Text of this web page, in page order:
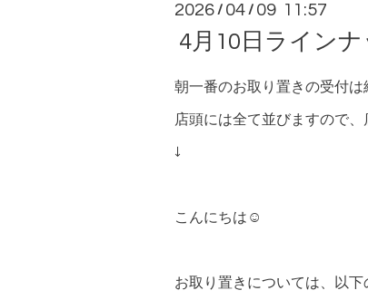
2026 / 04 / 09 11:57
4月10日ラインナ
朝一番のお取り置きの受付は
店頭には全て並びますので、
↓
こんにちは☺︎
お取り置きについては、以下